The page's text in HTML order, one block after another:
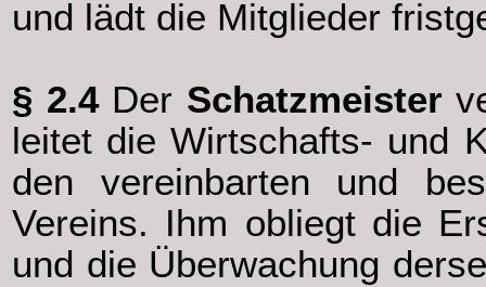
und lädt die Mitglieder
§ 2.4Der Schatzmeister
leitet die Wirtschafts- und
den vereinbarten und
Vereins. Ihm obliegt die
und die Überwachung